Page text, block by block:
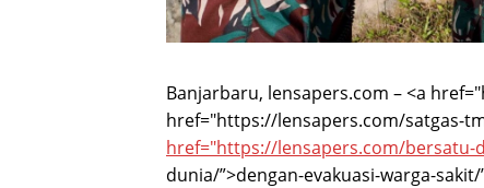
Banjarbaru, lensapers.com – <a
href="https://lensapers.com/satgas-
href="https://lensapers.com/bersatu-
dunia/”>dengan-evakuasi-warga-